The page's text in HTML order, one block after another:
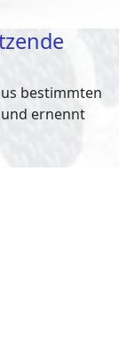
bestimmten
ernennt